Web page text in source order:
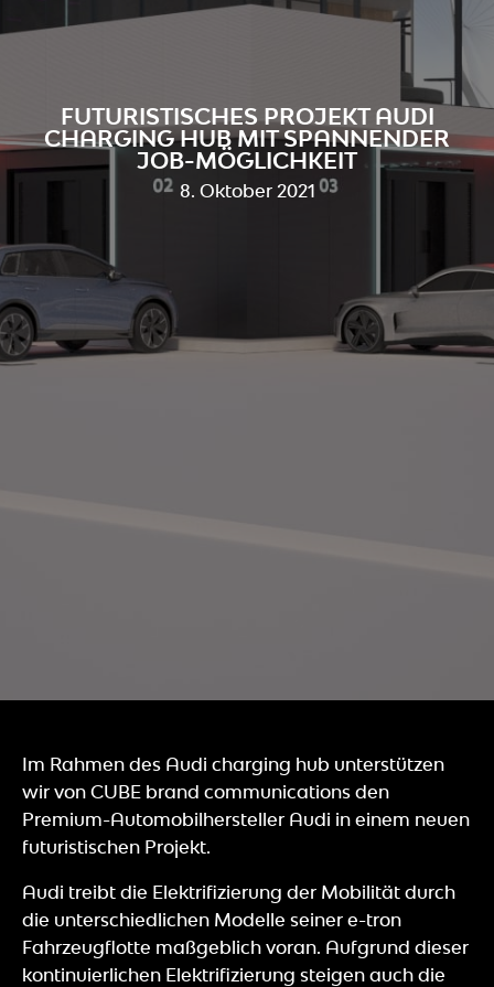
FUTURISTISCHES PROJEKT AUDI
CHARGING HUB MIT SPANNENDER
JOB-MÖGLICHKEIT
8. Oktober 2021
Im Rahmen des Audi charging hub unterstützen
wir von CUBE brand communications den
Premium-Automobilhersteller Audi in einem neuen
futuristischen Projekt.
Audi treibt die Elektrifizierung der Mobilität durch
die unterschiedlichen Modelle seiner e-tron
Fahrzeugflotte maßgeblich voran. Aufgrund dieser
kontinuierlichen Elektrifizierung steigen auch die